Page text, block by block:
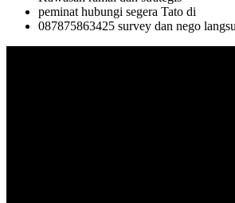
peminat hubungi segera Tato di
087875863425 survey dan nego